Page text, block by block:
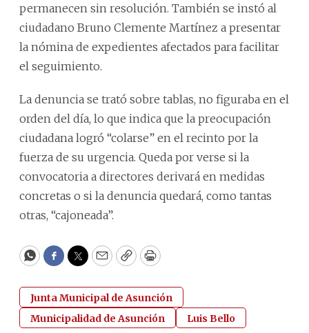
permanecen sin resolución. También se instó al
ciudadano Bruno Clemente Martínez a presentar
la nómina de expedientes afectados para facilitar
el seguimiento.
La denuncia se trató sobre tablas, no figuraba en el
orden del día, lo que indica que la preocupación
ciudadana logró “colarse” en el recinto por la
fuerza de su urgencia. Queda por verse si la
convocatoria a directores derivará en medidas
concretas o si la denuncia quedará, como tantas
otras, “cajoneada”.
WhatsApp
Facebook
Twitter
EmailCopyPrint
Junta Municipal de Asunción
Municipalidad de Asunción
Luis Bello